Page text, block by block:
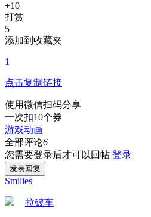
+10
打赏
5
添加到收藏夹
1
点击复制链接
使用微信扫码分享
一次扣10个券
游戏动画
全部评论6
您需要登录后才可以回帖 登录
发表回复
Smilies
拉破车